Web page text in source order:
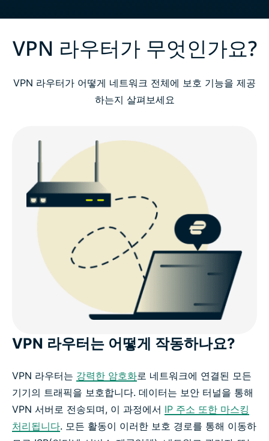
VPN 라우터가 무엇인가요?
VPN 라우터가 어떻게 네트워크 전체에 보호 기능을 제공
하는지 살펴보세요
VPN 라우터는 어떻게 작동하나요?
VPN 라우터는 강력한 암호화로 네트워크에 연결된 모든
기기의 트래픽을 보호합니다. 데이터는 보안 터널을 통해
VPN 서버로 전송되며, 이 과정에서 IP 주소 또한 마스킹
처리됩니다. 모든 활동이 이러한 보호 경로를 통해 이동하